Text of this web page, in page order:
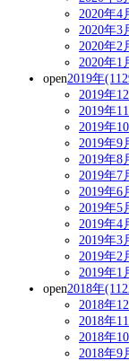
2020年4
2020年3
2020年2
2020年1
open2019年
2019年
2019年
2019年
2019年9
2019年8
2019年7
2019年6
2019年5
2019年4
2019年3
2019年2
2019年1
open2018年
2018年
2018年
2018年
2018年9